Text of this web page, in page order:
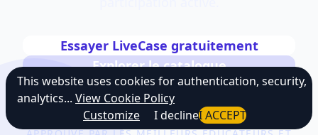
Essayer LiveCase gratuitement
Explorer le catalogue
This website uses cookies for authentication, security,
analytics... View Cookie Policy
Customize
I declineI ACCEPT